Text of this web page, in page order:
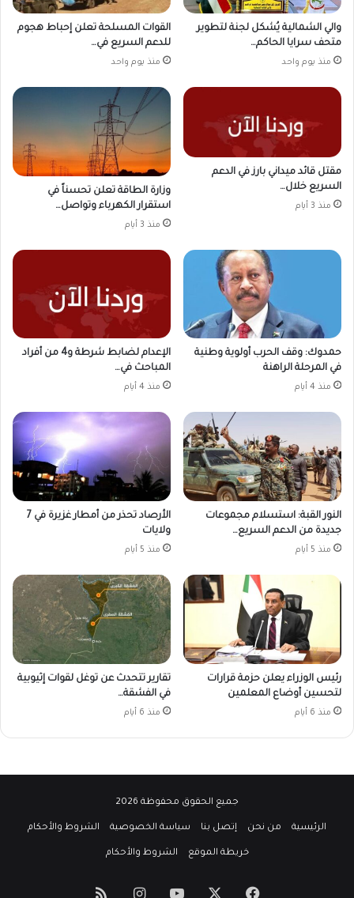
والي الشمالية يُشكل لجنة لتطوير
متحف سرايا الحاكم…
منذ يوم واحد
القوات المسلحة تعلن إحباط هجوم
للدعم السريع في…
منذ يوم واحد
مقتل قائد ميداني بارز في الدعم
السريع خلال…
منذ 3 أيام
وزارة الطاقة تعلن تحسناً في
استقرار الكهرباء وتواصل…
منذ 3 أيام
حمدوك: وقف الحرب أولوية وطنية
في المرحلة الراهنة
منذ 4 أيام
الإعدام لضابط شرطة و4 من أفراد
المباحث في…
منذ 4 أيام
النور القبة: استسلام مجموعات
جديدة من الدعم السريع…
منذ 5 أيام
الأرصاد تحذر من أمطار غزيرة في 7
ولايات
منذ 5 أيام
رئيس الوزراء يعلن حزمة قرارات
لتحسين أوضاع المعلمين
منذ 6 أيام
تقارير تتحدث عن توغل لقوات إثيوبية
في الفشقة…
منذ 6 أيام
جميع الحقوق محفوظة 2026
الرئيسية من نحن إتصل بنا سياسة الخصوصية الشروط والأحكام
خريطة الموقع الشروط والأحكام
فيسبوك ‫YouTubeانستقرامملخص